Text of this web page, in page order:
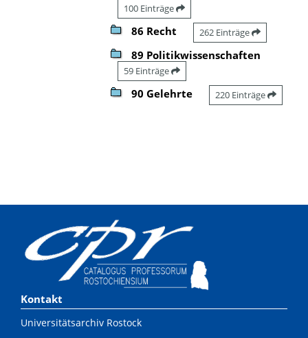
100 Einträge
86 Recht 262 Einträge
89 Politikwissenschaften
59 Einträge
90 Gelehrte 220 Einträge
Kontakt
Universitätsarchiv Rostock